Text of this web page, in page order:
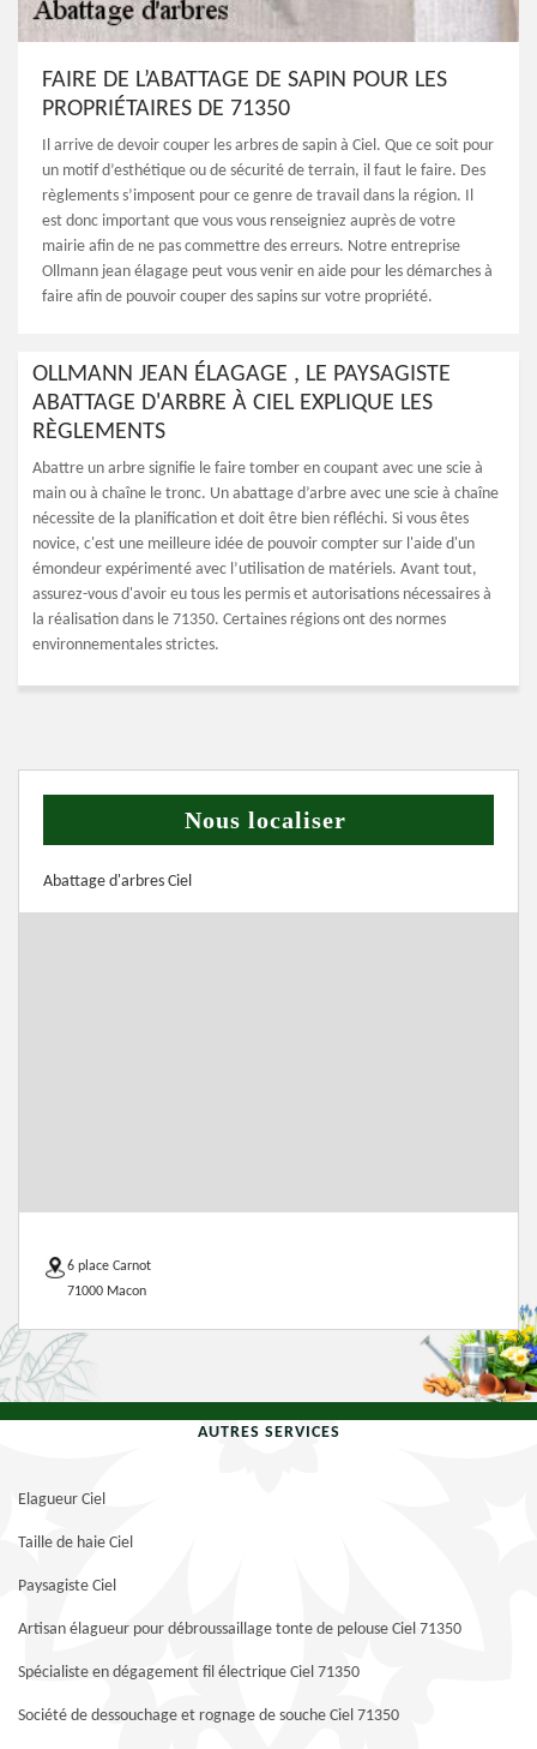
FAIRE DE L’ABATTAGE DE SAPIN POUR LES
PROPRIÉTAIRES DE 71350
Il arrive de devoir couper les arbres de sapin à Ciel. Que ce soit pour
un motif d’esthétique ou de sécurité de terrain, il faut le faire. Des
règlements s’imposent pour ce genre de travail dans la région. Il
est donc important que vous vous renseigniez auprès de votre
mairie afin de ne pas commettre des erreurs. Notre entreprise
Ollmann jean élagage peut vous venir en aide pour les démarches à
faire afin de pouvoir couper des sapins sur votre propriété.
OLLMANN JEAN ÉLAGAGE , LE PAYSAGISTE
ABATTAGE D'ARBRE À CIEL EXPLIQUE LES
RÈGLEMENTS
Abattre un arbre signifie le faire tomber en coupant avec une scie à
main ou à chaîne le tronc. Un abattage d’arbre avec une scie à chaîne
nécessite de la planification et doit être bien réfléchi. Si vous êtes
novice, c'est une meilleure idée de pouvoir compter sur l'aide d'un
émondeur expérimenté avec l’utilisation de matériels. Avant tout,
assurez-vous d'avoir eu tous les permis et autorisations nécessaires à
la réalisation dans le 71350. Certaines régions ont des normes
environnementales strictes.
Nous localiser
Abattage d'arbres Ciel
6 place Carnot
71000 Macon
AUTRES SERVICES
Elagueur Ciel
Taille de haie Ciel
Paysagiste Ciel
Artisan élagueur pour débroussaillage tonte de pelouse Ciel 71350
Spécialiste en dégagement fil électrique Ciel 71350
Société de dessouchage et rognage de souche Ciel 71350